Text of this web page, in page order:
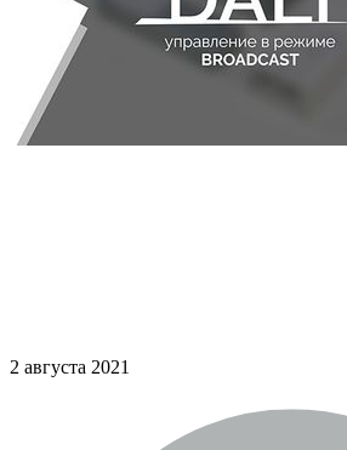
2 августа 2021